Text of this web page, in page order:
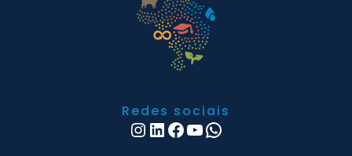
Redes sociais
Instagram
LinkedIn
Facebook
Youtube
WhatsApp